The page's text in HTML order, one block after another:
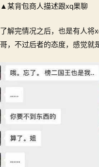
▲某背包商人描述跟xq果聊
了解完情况之后，也是有人将
哥，不过后者的态度，感觉就